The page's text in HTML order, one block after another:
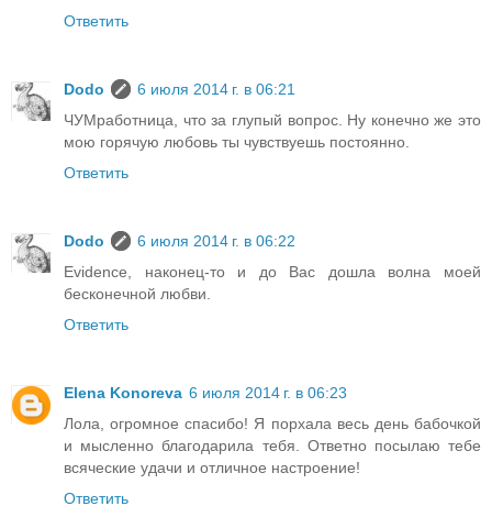
Ответить
Dodo
6 июля 2014 г. в 06:21
ЧУМработница, что за глупый вопрос. Ну конечно же это
мою горячую любовь ты чувствуешь постоянно.
Ответить
Dodo
6 июля 2014 г. в 06:22
Evidence, наконец-то и до Вас дошла волна моей
бесконечной любви.
Ответить
Elena Konoreva 6 июля 2014 г. в 06:23
Лола, огромное спасибо! Я порхала весь день бабочкой
и мысленно благодарила тебя. Ответно посылаю тебе
всяческие удачи и отличное настроение!
Ответить